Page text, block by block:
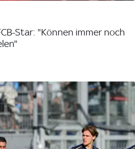
Star: "Können immer noch